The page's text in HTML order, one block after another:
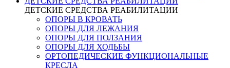
ДЕТСКИЕ СРЕДСТВА РЕАБИЛИТАЦИИ
ОПОРЫ В КРОВАТЬ
ОПОРЫ ДЛЯ ЛЕЖАНИЯ
ОПОРЫ ДЛЯ ПОЛЗАНИЯ
ОПОРЫ ДЛЯ ХОДЬБЫ
ОРТОПЕДИЧЕСКИЕ ФУНКЦИОНАЛЬНЫЕ
КРЕСЛА